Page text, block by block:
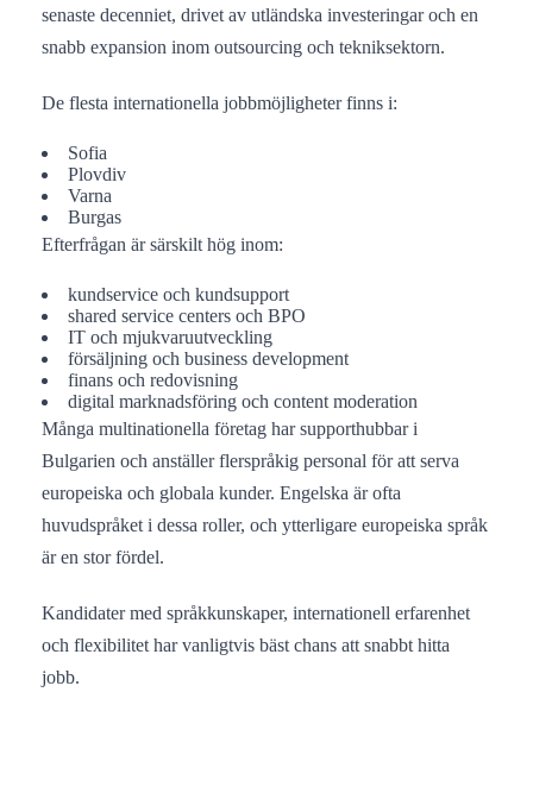
senaste decenniet, drivet av utländska investeringar och en
snabb expansion inom outsourcing och tekniksektorn.
De flesta internationella jobbmöjligheter finns i:
Sofia
Plovdiv
Varna
Burgas
Efterfrågan är särskilt hög inom:
kundservice och kundsupport
shared service centers och BPO
IT och mjukvaruutveckling
försäljning och business development
finans och redovisning
digital marknadsföring och content moderation
Många multinationella företag har supporthubbar i
Bulgarien och anställer flerspråkig personal för att serva
europeiska och globala kunder. Engelska är ofta
huvudspråket i dessa roller, och ytterligare europeiska språk
är en stor fördel.
Kandidater med språkkunskaper, internationell erfarenhet
och flexibilitet har vanligtvis bäst chans att snabbt hitta
jobb.